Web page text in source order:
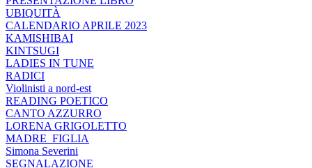
UBIQUITÀ
CALENDARIO APRILE 2023
KAMISHIBAI
KINTSUGI
LADIES IN TUNE
RADICI
Violinisti a nord-est
READING POETICO
CANTO AZZURRO
LORENA GRIGOLETTO
MADRE_FIGLIA
Simona Severini
SEGNALAZIONE